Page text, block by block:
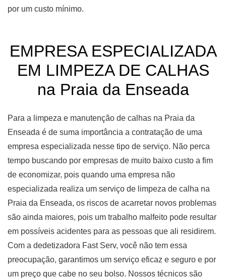
por um custo mínimo.
EMPRESA ESPECIALIZADA
EM LIMPEZA DE CALHAS
na Praia da Enseada
Para a limpeza e manutenção de calhas na Praia da
Enseada é de suma importância a contratação de uma
empresa especializada nesse tipo de serviço. Não perca
tempo buscando por empresas de muito baixo custo a fim
de economizar, pois quando uma empresa não
especializada realiza um serviço de limpeza de calha na
Praia da Enseada, os riscos de acarretar novos problemas
são ainda maiores, pois um trabalho malfeito pode resultar
em possíveis acidentes para as pessoas que ali residirem.
Com a dedetizadora Fast Serv, você não tem essa
preocupação, garantimos um serviço eficaz e seguro e por
um preço que cabe no seu bolso. Nossos técnicos são